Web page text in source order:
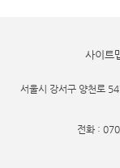
사이트
서울시 강서구 양천로
전화 :